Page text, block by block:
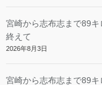
宮崎から志布志まで89
終えて
2026年8月3日
宮崎から志布志まで89